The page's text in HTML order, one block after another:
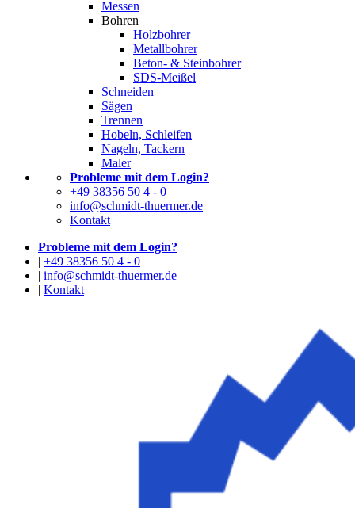
Messen
Bohren
Holzbohrer
Metallbohrer
Beton- & Steinbohrer
SDS-Meißel
Schneiden
Sägen
Trennen
Hobeln, Schleifen
Nageln, Tackern
Maler
Probleme mit dem Login?
+49 38356 50 4 - 0
info@schmidt-thuermer.de
Kontakt
Probleme mit dem Login?
| +49 38356 50 4 - 0
| info@schmidt-thuermer.de
| Kontakt